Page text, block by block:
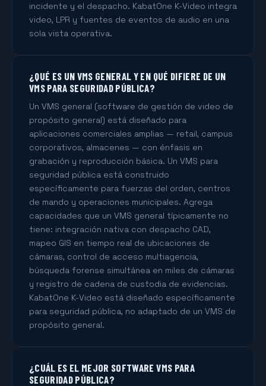
incidente y el despacho. KabatOne K-Video integra
video, LPR y fuentes de eventos de audio en una
sola vista operativa.
¿QUÉ ES UN VMS GENERAL Y EN QUÉ DIFIERE DE UN
VMS PARA SEGURIDAD PÚBLICA?
Un VMS general (software de gestión de video de
propósito general) está diseñado para
aplicaciones comerciales amplias — retail, campus
corporativos, almacenes — con énfasis en
grabación y reproducción básica. Un VMS para
seguridad pública está construido
específicamente para fuerzas del orden, centros
de mando y operaciones municipales. Agrega
capacidades que un VMS general típicamente no
tiene: integración nativa con despacho CAD,
mapeo GIS en tiempo real de ubicaciones de
cámaras, control de acceso multiagencia,
búsqueda forense simultánea en miles de cámaras
y registro de cadena de custodia de evidencias.
KabatOne K-Video está diseñado específicamente
para seguridad pública, no adaptado de un VMS de
propósito general.
¿CUÁL ES EL MEJOR SOFTWARE VMS PARA
SEGURIDAD PÚBLICA?